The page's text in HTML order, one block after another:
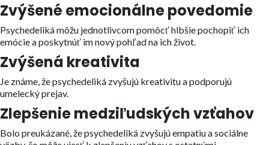
Zvýšené emocionálne povedomie
Psychedeliká môžu jednotlivcom pomôcť hlbšie pochopiť ich
emócie a poskytnúť im nový pohľad na ich život.
Zvýšená kreativita
Je známe, že psychedeliká zvyšujú kreativitu a podporujú
umelecký prejav.
Zlepšenie medziľudských vzťahov
Bolo preukázané, že psychedeliká zvyšujú empatiu a sociálne